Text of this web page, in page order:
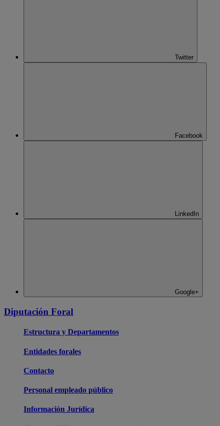
Twitter
Facebook
LinkedIn
Google+
Diputación Foral
Estructura y Departamentos
Entidades forales
Contacto
Personal empleado público
Información Jurídica